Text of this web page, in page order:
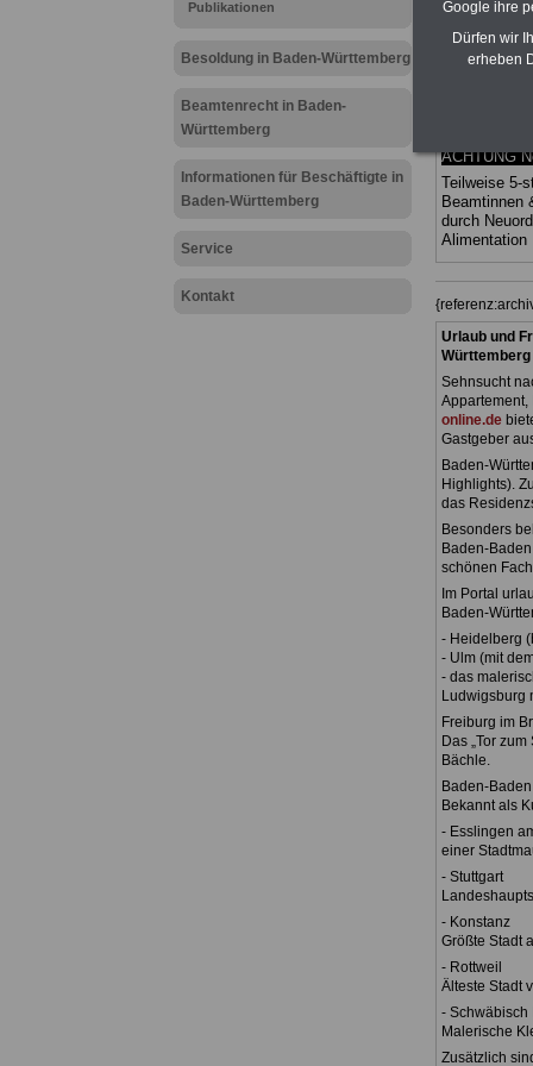
Publikationen
Besoldung in Baden-Württemberg
Beamtenrecht in Baden-
Württemberg
Informationen für Beschäftigte in
Baden-Württemberg
Service
Kontakt
Ländern.
gegliedert
Mitarbeiter
ACHTUNG
Teilweise 5-
Beamtinnen
durch
Urlaub und
Württemberg
Sehnsucht
online.de
Gastgeber
Baden-
Highlights).
das
Besonders
Baden-
schönen
Im Portal
Baden-
- Heidelberg
- Ulm (mit
- das
Ludwigsburg
Freiburg im
Das „Tor
Bächle.
Baden-Baden
Bekannt als
- Esslingen
einer
- Stuttgart
- Konstanz
Größte Stadt
- Rottweil
Älteste Stadt
- Schwäbisch
Malerische
Zusätzlich
Google ihre
Dürfen wir
erheben